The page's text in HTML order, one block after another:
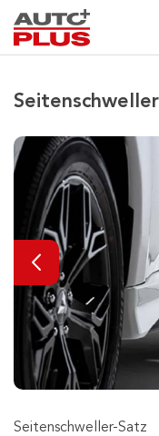
Seitenschweller
Seitenschweller-Satz